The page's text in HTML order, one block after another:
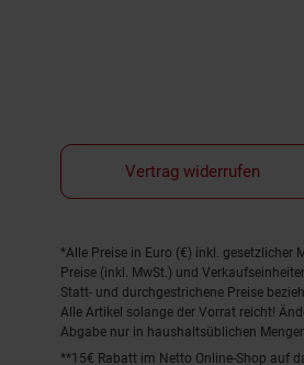
Vertrag widerrufen
Fußnoten
*Alle Preise in Euro (€) inkl. gesetzlicher
Preise (inkl. MwSt.) und
Statt- und durchgestrichene Preise
Alle Artikel solange der Vorrat reicht!
Abgabe nur in haushaltsüblichen
**15€ Rabatt im Netto Online-Shop auf